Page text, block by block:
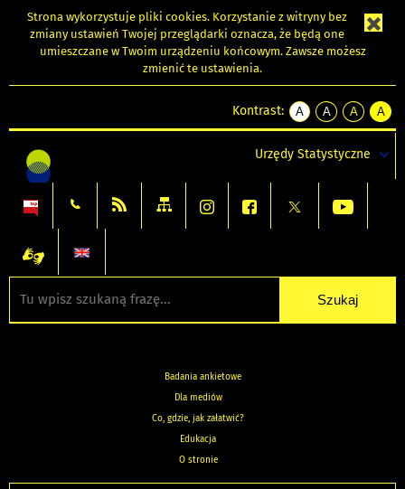
Strona wykorzystuje pliki cookies. Korzystanie z witryny bez
zmiany ustawień Twojej przeglądarki oznacza, że będą one
umieszczane w Twoim urządzeniu końcowym. Zawsze możesz
zmienić te ustawienia.
Kontrast:
A
kontrast
A
kontrast
tekst
czarnym
A
kontrast
tekst
czarnym
A
tekst
żółtym
Urzędy Statystyczne
Badania ankietowe
Dla mediów
Co, gdzie, jak załatwić?
Edukacja
O stronie